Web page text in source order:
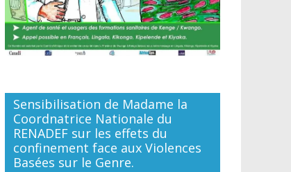
Sensibilisation de Madame la
Coordnatrice Nationale du
RENADEF sur les effets du
confinement face aux Violences
Basées sur le Genre.